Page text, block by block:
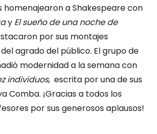
homenajearon a Shakespeare con
y El sueño de una noche de
por sus montajes
agrado del público. El grupo de
modernidad a la semana con
individuos, escrita por una de sus
Comba. ¡Gracias a todos los
por sus generosos aplausos!